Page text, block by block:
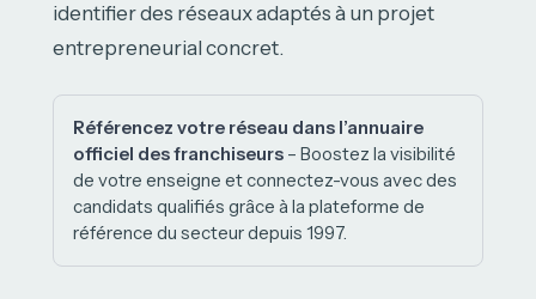
identifier des réseaux adaptés à un projet
entrepreneurial concret.
Référencez votre réseau dans l’annuaire
officiel des franchiseurs – Boostez la visibilité
de votre enseigne et connectez-vous avec des
candidats qualifiés grâce à la plateforme de
référence du secteur depuis 1997.